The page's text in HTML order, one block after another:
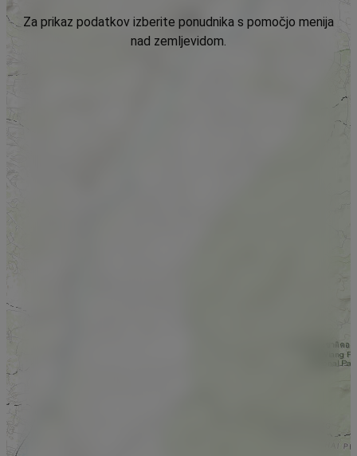
Za prikaz podatkov izberite ponudnika s pomočjo menija
nad zemljevidom.